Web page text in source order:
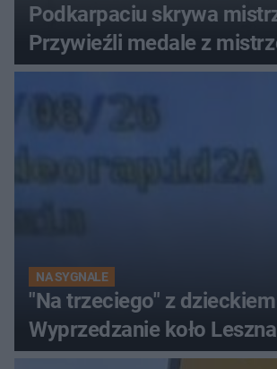
Podkarpaciu skrywa
Przywieźli medale z
Europy
NA SYGNALE
"Na trzeciego" z
Wyprzedzanie koło Leszna